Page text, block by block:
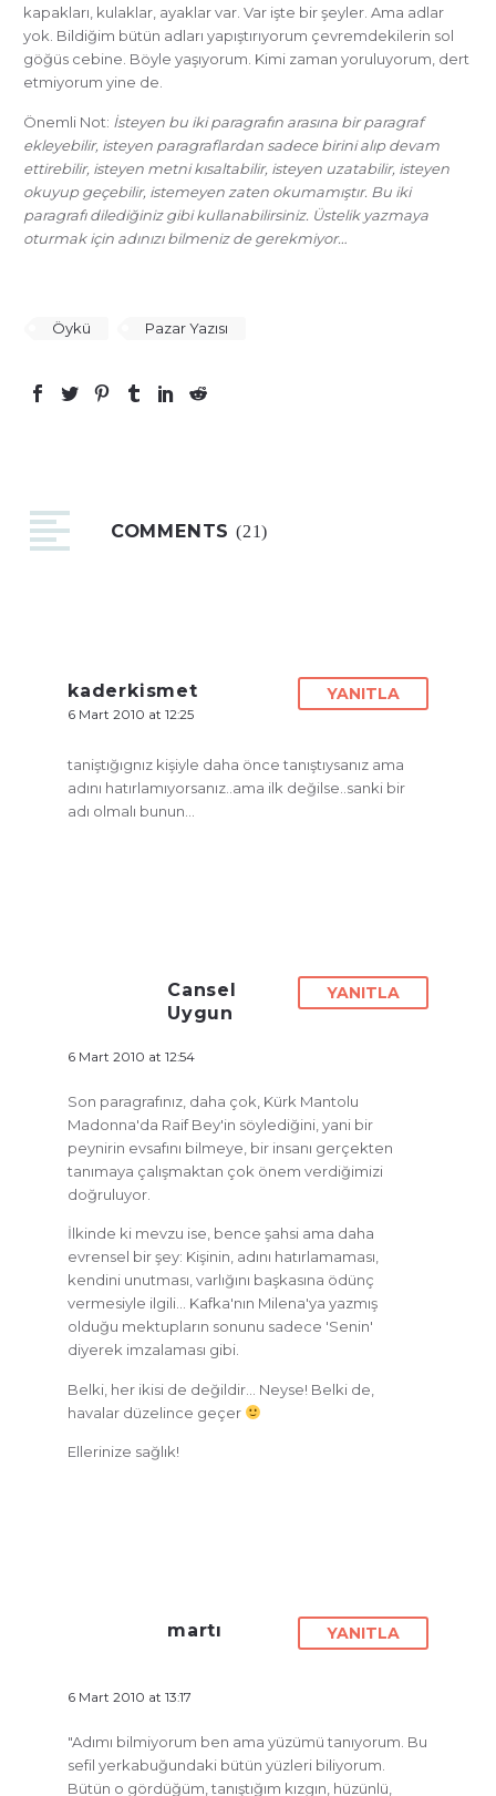
kapakları, kulaklar, ayaklar var. Var işte bir şeyler. Ama adlar
yok. Bildiğim bütün adları yapıştırıyorum çevremdekilerin sol
göğüs cebine. Böyle yaşıyorum. Kimi zaman yoruluyorum, dert
etmiyorum yine de.
Önemli Not: İsteyen bu iki paragrafın arasına bir paragraf
ekleyebilir, isteyen paragraflardan sadece birini alıp devam
ettirebilir, isteyen metni kısaltabilir, isteyen uzatabilir, isteyen
okuyup geçebilir, istemeyen zaten okumamıştır. Bu iki
paragrafı dilediğiniz gibi kullanabilirsiniz. Üstelik yazmaya
oturmak için adınızı bilmeniz de gerekmiyor…
Öykü Pazar Yazısı
COMMENTS(21)
kaderkismet
6 Mart 2010 at 12:25
YANITLA
taniştığıgnız kişiyle daha önce tanıştıysanız ama
adını hatırlamıyorsanız..ama ilk değilse..sanki bir
adı olmalı bunun…
Cansel
Uygun
6 Mart 2010 at 12:54
YANITLA
Son paragrafınız, daha çok, Kürk Mantolu
Madonna'da Raif Bey'in söylediğini, yani bir
peynirin evsafını bilmeye, bir insanı gerçekten
tanımaya çalışmaktan çok önem verdiğimizi
doğruluyor.
İlkinde ki mevzu ise, bence şahsi ama daha
evrensel bir şey: Kişinin, adını hatırlamaması,
kendini unutması, varlığını başkasına ödünç
vermesiyle ilgili… Kafka'nın Milena'ya yazmış
olduğu mektupların sonunu sadece 'Senin'
diyerek imzalaması gibi.
Belki, her ikisi de değildir… Neyse! Belki de,
havalar düzelince geçer
Ellerinize sağlık!
martı
6 Mart 2010 at 13:17
YANITLA
"Adımı bilmiyorum ben ama yüzümü tanıyorum. Bu
sefil yerkabuğundaki bütün yüzleri biliyorum.
Bütün o gördüğüm, tanıştığım kızgın, hüzünlü,